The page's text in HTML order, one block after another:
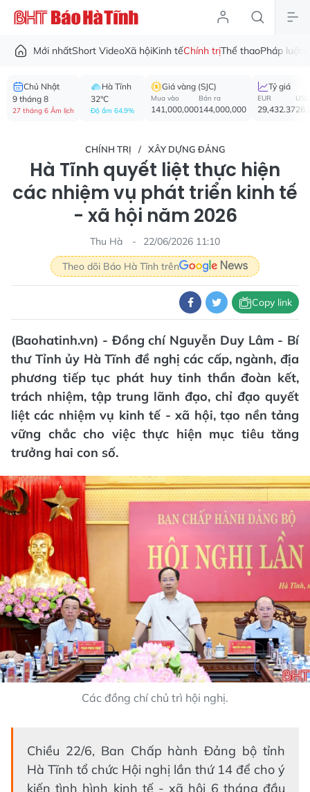
Mới nhấtShort VideoXã hộiKinh tếChính trịThể thaoPháp luật
Chủ Nhật
9 tháng 8
27 tháng 6 Âm lịch
Hà Tĩnh
32°C
Độ ẩm 64.9%
Giá vàng (SJC)
Mua vào
141,000,000
Bán ra
144,000,000
Tỷ giá
EUR
29,432.37
USD
CHÍNH TRỊ XÂY DỰNG ĐẢNG
Hà Tĩnh quyết liệt thực hiện
các nhiệm vụ phát triển kinh tế
- xã hội năm 2026
Thu Hà
22/06/2026 11:10
Theo dõi Báo Hà Tĩnh trên
Copy link
(Baohatinh.vn) - Đồng chí Nguyễn Duy Lâm - Bí
thư Tỉnh ủy Hà Tĩnh đề nghị các cấp, ngành, địa
phương tiếp tục phát huy tinh thần đoàn kết,
trách nhiệm, tập trung lãnh đạo, chỉ đạo quyết
liệt các nhiệm vụ kinh tế - xã hội, tạo nền tảng
vững chắc cho việc thực hiện mục tiêu tăng
trưởng hai con số.
Các đồng chí chủ trì hội nghị.
Chiều 22/6, Ban Chấp hành Đảng bộ tỉnh
Hà Tĩnh tổ chức Hội nghị lần thứ 14 để cho ý
kiến tình hình kinh tế - xã hội 6 tháng đầu